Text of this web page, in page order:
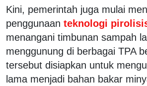
Kini, pemerintah juga mulai
penggunaan teknologi
menangani timbunan sampah
menggunung di berbagai TPA
tersebut disiapkan untuk
lama menjadi bahan bakar